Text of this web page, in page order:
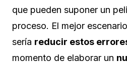
que pueden suponer un
proceso. El mejor
sería reducir estos
momento de elaborar un